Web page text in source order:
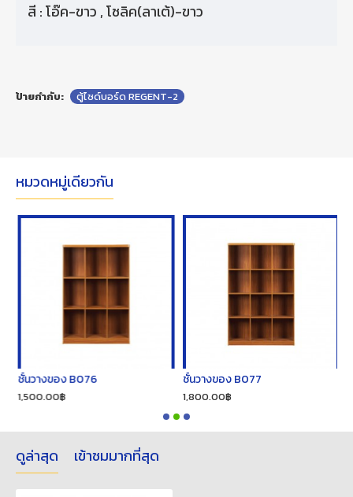
สี : โอ๊ค-ขาว , โซลิค(ลาเต้)-ขาว
ป้ายกำกับ: ตู้ไซด์บอร์ด REGENT-2
หมวดหมู่เดียวกัน
ชั้นวางของ B076
1,500.00฿
ชั้นวางของ B077
1,800.00฿
ดูล่าสุด เข้าชมมากที่สุด